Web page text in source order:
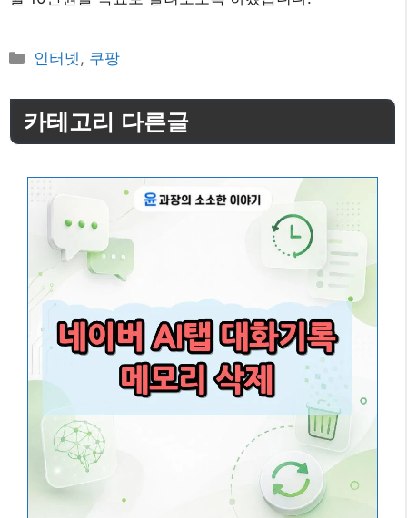
카
고
리
인터넷, 쿠팡
카테고리 다른글